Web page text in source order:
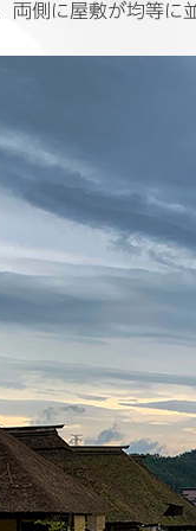
両側に屋敷が均等に